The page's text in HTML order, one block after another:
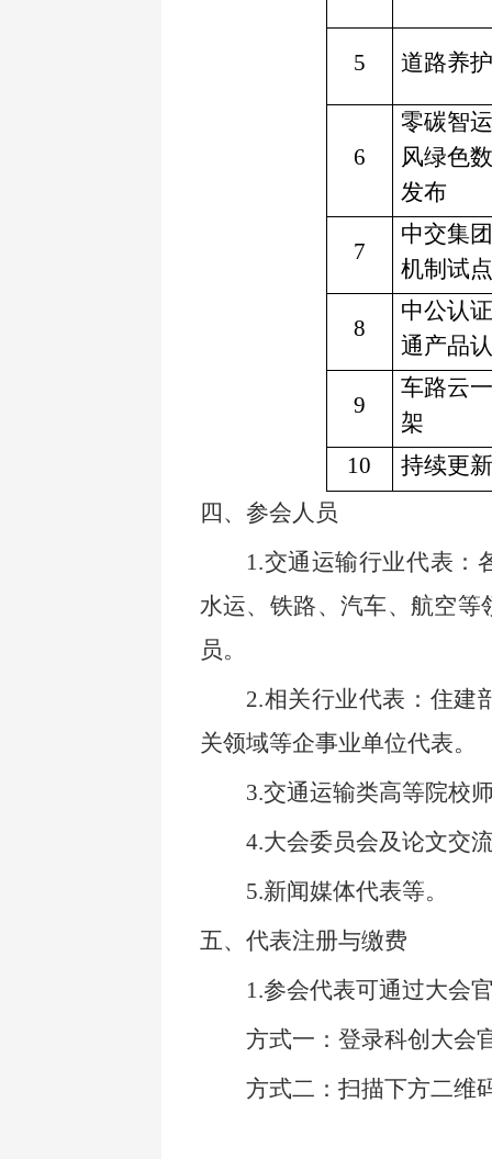
5 道路养
6
零碳智
风绿色
发布
7
中交集
机制试
8
中公认
通产品
9
车路云
架
10
持续更
四、参会人员
1.交通运输行业代表：
水运、铁路、汽车、航空
员。
2.相关行业代表：住建
关领域等企事业单位代表。
3.交通运输类高等院校
4.大会委员会及论文交
5.新闻媒体代表等。
五、代表注册与缴费
1.参会代表可通过大会
方式一：登录科创大会
方式二：扫描下方二维